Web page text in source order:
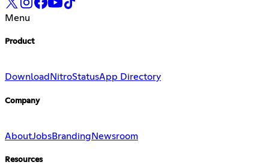
Menu
Product
Download NitroStatusApp Directory
Company
AboutJobsBranding Newsroom
Resources